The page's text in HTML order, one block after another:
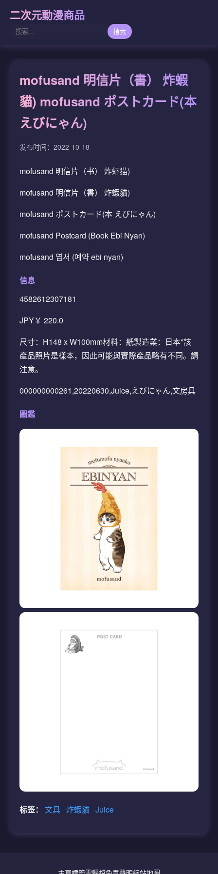
二次元動漫商品
搜索
mofusand 明信片（書） 炸蝦
貓) mofusand ポストカード(本
えびにゃん)
发布时间：2022-10-18
mofusand 明信片（书） 炸虾猫)
mofusand 明信片（書） 炸蝦貓)
mofusand ポストカード(本 えびにゃん)
mofusand Postcard (Book Ebi Nyan)
mofusand 엽서 (예약 ebi nyan)
信息
4582612307181
JPY￥ 220.0
尺寸：H148 x W100mm材料：紙製造業：日本*該
產品照片是樣本，因此可能與實際產品略有不同。請
注意。
000000000261,20220630,Juice,えびにゃん,文房具
圖鑑
标签： 文具 炸蝦貓 Juice